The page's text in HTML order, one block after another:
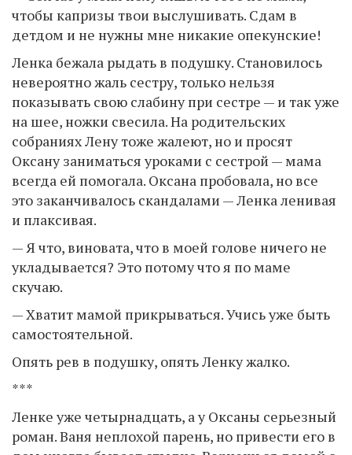
чтобы капризы твои выслушивать. Сдам в
детдом и не нужны мне никакие опекунские!
Ленка бежала рыдать в подушку. Становилось
невероятно жаль сестру, только нельзя
показывать свою слабину при сестре — и так уже
на шее, ножки свесила. На родительских
собраниях Лену тоже жалеют, но и просят
Оксану заниматься уроками с сестрой — мама
всегда ей помогала. Оксана пробовала, но все
это заканчивалось скандалами — Ленка ленивая
и плаксивая.
— Я что, виновата, что в моей голове ничего не
укладывается? Это потому что я по маме
скучаю.
— Хватит мамой прикрываться. Учись уже быть
самостоятельной.
Опять рев в подушку, опять Ленку жалко.
***
Ленке уже четырнадцать, а у Оксаны серьезный
роман. Ваня неплохой парень, но привести его в